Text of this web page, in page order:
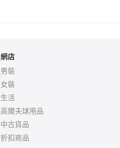
網店
男裝
女裝
生活
高爾夫球用品
中古貨品
折扣商品